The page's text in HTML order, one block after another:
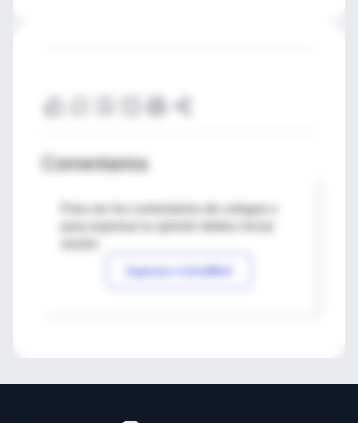
Comentarios
Para ver los comentarios de colegas o
Ingresar a IntraMed